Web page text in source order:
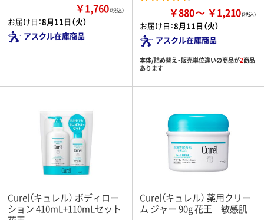
￥1,760（税込）
お届け日：8月11日（火）
アスクル在庫商品
￥880 ￥1,210
お届け日：8月11日（火）
アスクル在庫商品
本体/詰め替え・販売単位違いの商品が2商品
あります
Curel（キュレル） ボディロー
ション 410mL+110mLセット
Curel（キュレル） 薬用クリー
ム ジャー 90g 花王 敏感肌